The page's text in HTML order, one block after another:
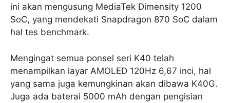
ini akan mengusung MediaTek Dimensity 1200
SoC, yang mendekati Snapdragon 870 SoC dalam
hal tes benchmark.
Mengingat semua ponsel seri K40 telah
menampilkan layar AMOLED 120Hz 6,67 inci, hal
yang sama juga kemungkinan akan dibawa K40G.
Juga ada baterai 5000 mAh dengan pengisian